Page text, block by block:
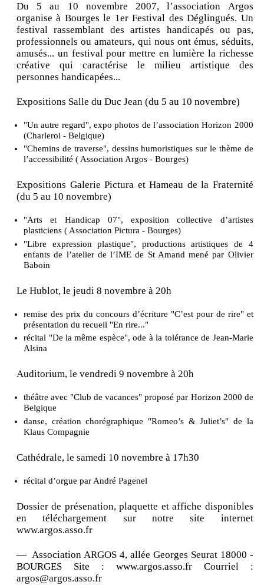
Du 5 au 10 novembre 2007, l’association Argos
organise à Bourges le 1er Festival des Déglingués. Un
festival rassemblant des artistes handicapés ou pas,
professionnels ou amateurs, qui nous ont émus, séduits,
amusés... un festival pour mettre en lumière la richesse
créative qui caractérise le milieu artistique des
personnes handicapées...
Expositions Salle du Duc Jean (du 5 au 10 novembre)
"Un autre regard", expo photos de l’association Horizon 2000
(Charleroi - Belgique)
"Chemins de traverse", dessins humoristiques sur le thème de
l’accessibilité ( Association Argos - Bourges)
Expositions Galerie Pictura et Hameau de la Fraternité
(du 5 au 10 novembre)
"Arts et Handicap 07", exposition collective d’artistes
plasticiens ( Association Pictura - Bourges)
"Libre expression plastique", productions artistiques de 4
enfants de l’atelier de l’IME de St Amand mené par Olivier
Baboin
Le Hublot, le jeudi 8 novembre à 20h
remise des prix du concours d’écriture "C’est pour de rire" et
présentation du recueil "En rire..."
récital "De la même espèce", ode à la tolérance de Jean-Marie
Alsina
Auditorium, le vendredi 9 novembre à 20h
théâtre avec "Club de vacances" proposé par Horizon 2000 de
Belgique
danse, création chorégraphique "Romeo’s & Juliet’s" de la
Klaus Compagnie
Cathédrale, le samedi 10 novembre à 17h30
récital d’orgue par André Pagenel
Dossier de présenation, plaquette et affiche disponibles
en téléchargement sur notre site internet
www.argos.asso.fr
— Association ARGOS 4, allée Georges Seurat 18000 -
BOURGES Site : www.argos.asso.fr Courriel :
argos@argos.asso.fr